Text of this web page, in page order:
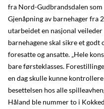
fra Nord-Gudbrandsdalen
Gjenåpning av barnehager fra
utarbeidet en nasjonal
barnehagene skal sikre et
foresatte og ansatte. „Hele
bare førsteklasses.
en dag skulle kunne
besettelsen hos alle
Håland ble nummer to i